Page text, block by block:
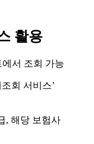
활용
에서 조회 가능
회 서비스’
, 해당 보험사